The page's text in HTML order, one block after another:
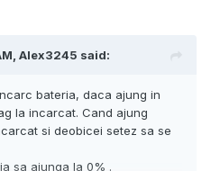
Alex3245 said:
bateria, daca ajung in
la incarcat. Cand ajung
si deobicei setez sa se
sa ajunga la 0% .